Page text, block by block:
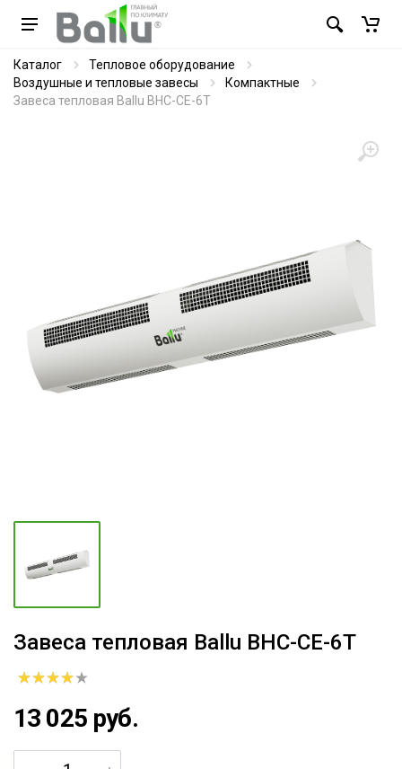
Каталог
Тепловое оборудование
Воздушные и тепловые завесы
Компактные
Завеса тепловая Ballu BHC-CE-6T
Завеса тепловая Ballu BHC-CE-6T
13 025 руб.